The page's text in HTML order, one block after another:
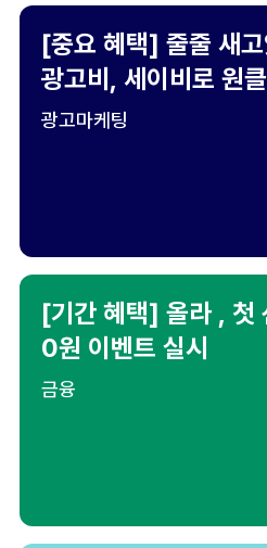
[중요 혜택] 줄줄 새
광고비, 세이비로 원
광고마케팅
[기간 혜택] 올라 , 첫
0원 이벤트 실시
금융